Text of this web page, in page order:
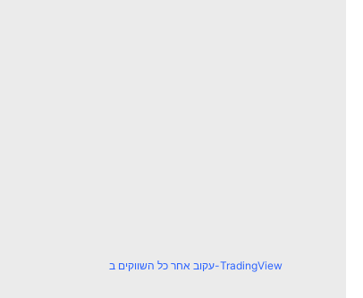
עקוב אחר כל השווקים ב-TradingView